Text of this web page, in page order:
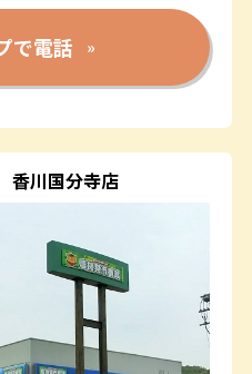
で電話
香川国分寺店